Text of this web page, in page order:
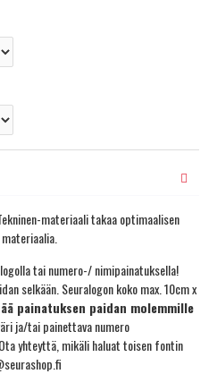
materiaali takaa optimaalisen
tai numero-/ nimipainatuksella!
selkään. Seuralogon koko max. 10cm x
painatuksen paidan molemmille
ja/tai painettava numero
yhteyttä, mikäli haluat toisen fontin